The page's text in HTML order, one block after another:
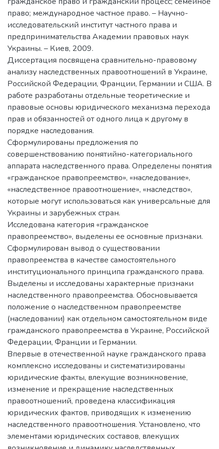
право; международное частное право. – Научно-
исследовательский институт частного права и
предпринимательства Академии правовых наук
Украины. – Киев, 2009.
Диссертация посвящена сравнительно-правовому
анализу наследственных правоотношений в Украине,
Российской Федерации, Франции, Германии и США. В
работе разработаны отдельные теоретические и
правовые основы юридического механизма перехода
прав и обязанностей от одного лица к другому в
порядке наследования.
Сформулированы предложения по
совершенствованию понятийно-категориального
аппарата наследственного права. Определены понятия
«гражданское правопреемство», «наследование»,
«наследственное правоотношение», «наследство»,
которые могут использоваться как универсальные для
Украины и зарубежных стран.
Исследована категория «гражданское
правопреемство», выделены ее основные признаки.
Сформулирован вывод о существовании
правопреемства в качестве самостоятельного
институционального принципа гражданского права.
Выделены и исследованы характерные признаки
наследственного правопреемства. Обосновывается
положение о наследственном правопреемстве
(наследовании) как отдельном самостоятельном виде
гражданского правопреемства в Украине, Российской
Федерации, Франции и Германии.
Впервые в отечественной науке гражданского права
комплексно исследованы и систематизированы
юридические факты, влекущие возникновение,
изменение и прекращение наследственных
правоотношений, проведена классификация
юридических фактов, приводящих к изменению
наследственного правоотношения. Установлено, что
элементами юридических составов, влекущих